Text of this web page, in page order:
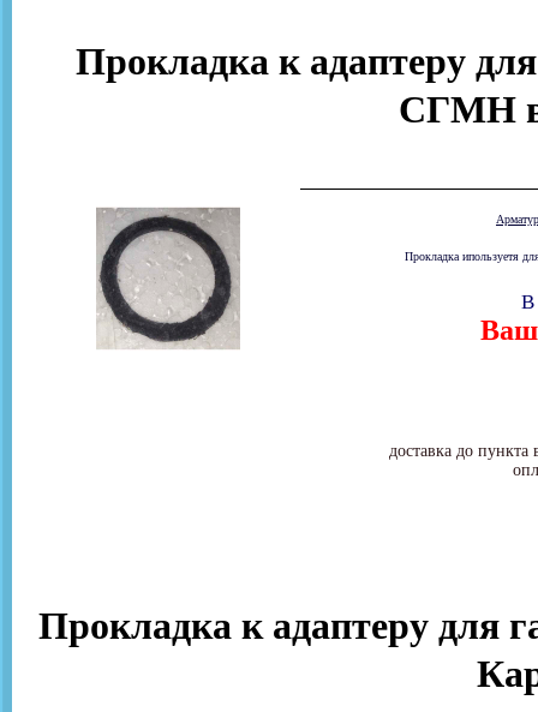
Прокладка к адаптеру
СГМН
Прокладка ипользуетя
доставка до
В
Прокладка к адаптеру для